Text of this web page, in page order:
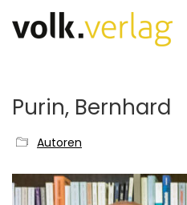
Purin, Bernhard
Autoren